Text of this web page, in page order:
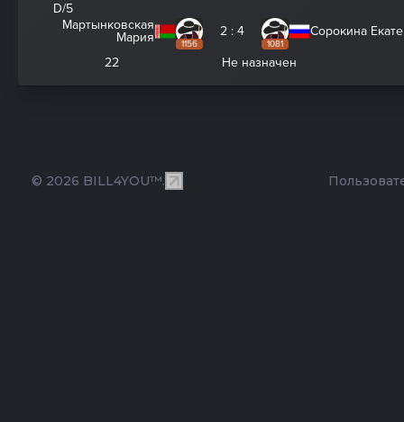
D/5
Мартынковская
Мария
1156
2 : 4
1081
Сорокина
22 Не назначен
© 2026 BILL4YOU™.